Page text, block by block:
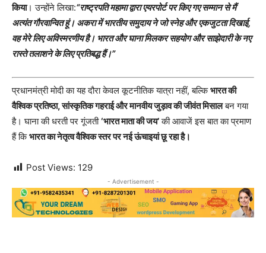
किया। उन्होंने लिखा:“राष्ट्रपति महामा द्वारा एयरपोर्ट पर किए गए सम्मान से मैं
अत्यंत गौरवान्वित हूं। अकरा में भारतीय समुदाय ने जो स्नेह और एकजुटता दिखाई,
वह मेरे लिए अविस्मरणीय है। भारत और घाना मिलकर सहयोग और साझेदारी के नए
रास्ते तलाशने के लिए प्रतिबद्ध हैं।”
प्रधानमंत्री मोदी का यह दौरा केवल कूटनीतिक यात्रा नहीं, बल्किभारत की
वैश्विक प्रतिष्ठा, सांस्कृतिक गहराई और मानवीय जुड़ाव की जीवंत मिसालबन गया
है। घाना की धरती पर गूंजती‘भारत माता की जय’की आवाजें इस बात का प्रमाण
हैं किभारत का नेतृत्व वैश्विक स्तर पर नई ऊंचाइयां छू रहा है।
Post Views: 129
- Advertisement -